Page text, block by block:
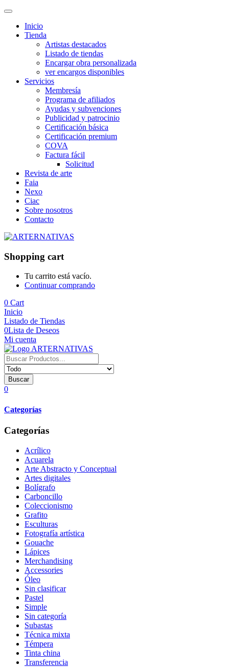
Inicio
Tienda
Artistas destacados
Listado de tiendas
Encargar obra personalizada
ver encargos disponibles
Servicios
Membresía
Programa de afiliados
Ayudas y subvenciones
Publicidad y patrocinio
Certificación básica
Certificación premium
COVA
Factura fácil
Solicitud
Revista de arte
Faia
Nexo
Ciac
Sobre nosotros
Contacto
Shopping cart
Tu carrito está vacío.
Continuar comprando
0 Cart
Inicio
Listado de Tiendas
0Lista de Deseos
Mi cuenta
Buscar
0
Categorías
Categorías
Acrílico
Acuarela
Arte Abstracto y Conceptual
Artes digitales
Bolígrafo
Carboncillo
Coleccionismo
Grafito
Esculturas
Fotografía artística
Gouache
Lápices
Merchandising
Accessories
Óleo
Sin clasificar
Pastel
Simple
Sin categoría
Subastas
Técnica mixta
Témpera
Tinta china
Transferencia